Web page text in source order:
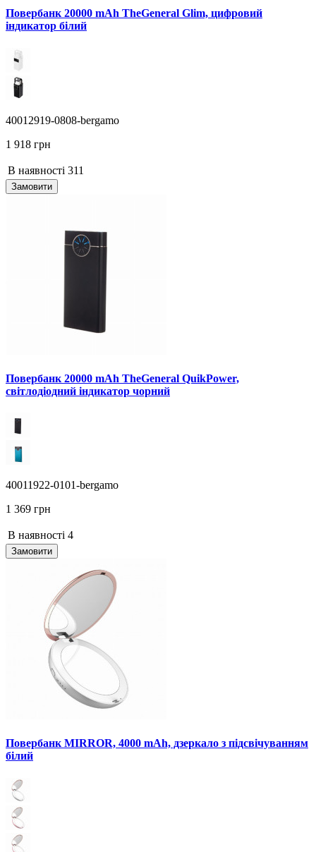
Повербанк 20000 mAh TheGeneral Glim, цифровий
індикатор білий
40012919-0808-bergamo
1 918 грн
В наявності 311
Замовити
Повербанк 20000 mAh TheGeneral QuikPower,
світлодіодний індикатор чорний
40011922-0101-bergamo
1 369 грн
В наявності 4
Замовити
Повербанк MIRROR, 4000 mAh, дзеркало з підсвічуванням
білий